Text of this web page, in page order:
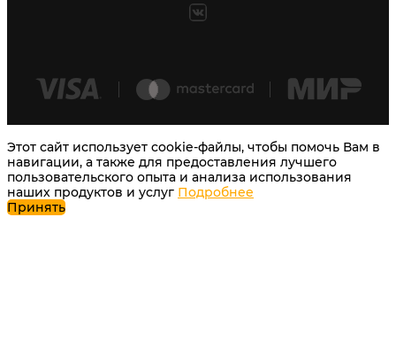
Этот сайт использует cookie-файлы, чтобы помочь Вам в
навигации, а также для предоставления лучшего
пользовательского опыта и анализа использования
наших продуктов и услуг Подробнее
Принять